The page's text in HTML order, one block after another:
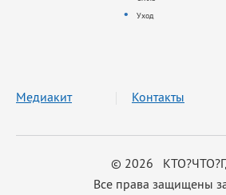
Уход
© 2026
Все права защищены
Медиакит Контакты